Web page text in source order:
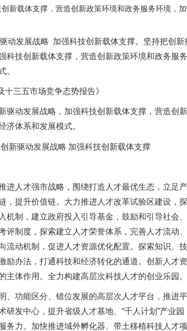
新载体支撑，营造创新政策环境和政务服务环境，
动发展战略 加强科技创新载体支撑。坚持把创新
科技创新载体支撑，营造创新政策环境和政务服
。
十三五市场竞争态势报告》
动发展战略，加强科技创新载体支撑，营造创
济体系和发展模式。
人才强市战略，围绕打造人才最优生态，立足
提升价值链。大力推进人才改革试验区建设，
制，建立政府投入引导基金，鼓励和引导社会
评制度，探索建立人才荣誉体系，完善人才流动
动机制，促进人才资源优化配置。探索知识、技
励办法，打通科技和经济转化的通道。创新人才
体作用。全力构建高层次科技人才的创业乐园。
功能区分、错位发展的高层次人才平台，推进
发中心，提升省级人才基地、“千人计划”产业园
务力。加快推进域外孵化器、带土移植科技人才